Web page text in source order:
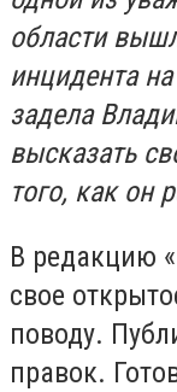
области
инцидента
задела
высказать
того, как он
В редакцию
свое
поводу.
правок.